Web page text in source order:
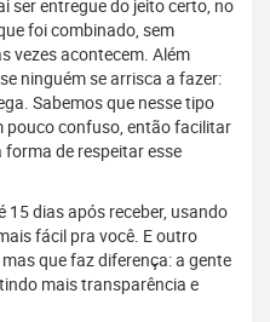
ser entregue do jeito certo, no
foi combinado, sem
vezes acontecem. Além
ninguém se arrisca a fazer:
Sabemos que nesse tipo
pouco confuso, então facilitar
de respeitar esse
15 dias após receber, usando
fácil pra você. E outro
que faz diferença: a gente
mais transparência e